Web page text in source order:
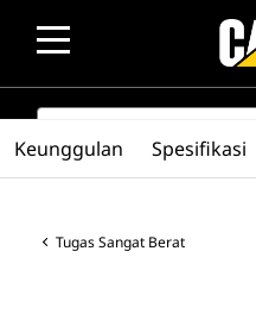
SEARCH
Tugas Sangat Berat
Keunggulan Spesifikasi